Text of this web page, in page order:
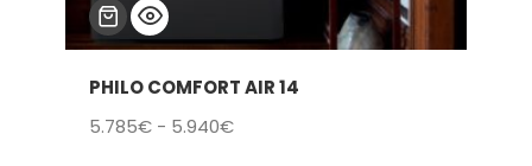
PHILO COMFORT AIR 14
5.785€ - 5.940€Rango